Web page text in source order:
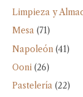
Limpieza y
Mesa (71)
Napoleón (41)
Ooni (26)
Pastelería (22)